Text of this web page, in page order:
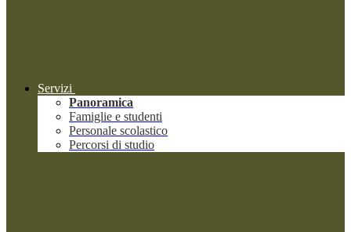
Servizi
Panoramica
Famiglie e studenti
Personale scolastico
Percorsi di studio